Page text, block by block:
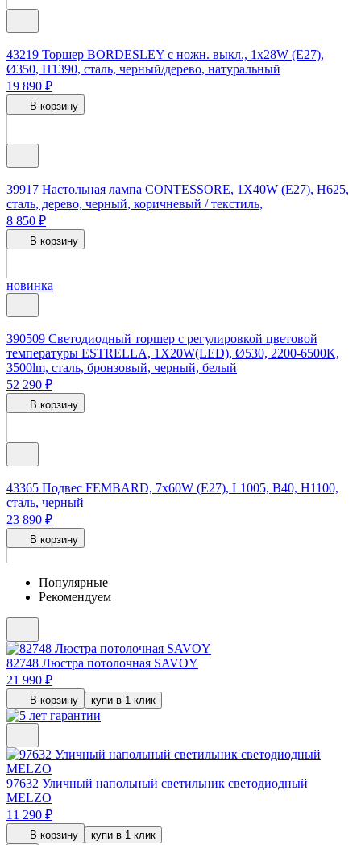
43219 Торшер BORDESLEY c ножн. выкл., 1x28W (E27),
Ø350, H1390, сталь, черный/дерево, натуральный
19 890 ₽
В корзину
39917 Настольная лампа CONTESSORE, 1X40W (E27), H625,
сталь, дерево, черный, коричневый / текстиль,
8 850 ₽
В корзину
новинка
390509 Светодиодный торшер с регулировкой цветовой
температуры ESTRELLA, 1X20W(LED), Ø530, 2200-6500K,
3500lm, сталь, бронзовый, черный, белый
52 290 ₽
В корзину
43365 Подвес FEMBARD, 7x60W (E27), L1005, B40, H1100,
сталь, черный
23 890 ₽
В корзину
Популярные
Рекомендуем
82748 Люстра потолочная SAVOY
21 990 ₽
В корзину купи в 1 клик
97632 Уличный напольный светильник светодиодный
MELZO
11 290 ₽
В корзину купи в 1 клик